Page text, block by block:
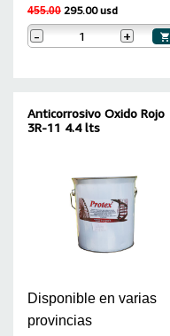
455.00 295.00 usd
- +
Anticorrosivo Oxido Rojo
3R-11 4.4 lts
Disponible en varias
provincias